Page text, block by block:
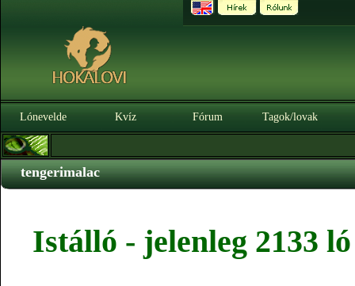
Lónevelde Kvíz Fórum Tagok/lovak
tengerimalac
Istálló - jelenleg 2133